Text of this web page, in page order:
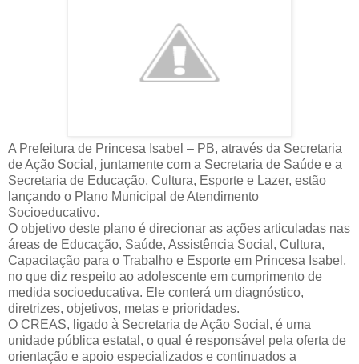
A Prefeitura de Princesa Isabel – PB, através da Secretaria
de Ação Social, juntamente com a Secretaria de Saúde e a
Secretaria de Educação, Cultura, Esporte e Lazer, estão
lançando o Plano Municipal de Atendimento
Socioeducativo.
O objetivo deste plano é direcionar as ações articuladas nas
áreas de Educação, Saúde, Assistência Social, Cultura,
Capacitação para o Trabalho e Esporte em Princesa Isabel,
no que diz respeito ao adolescente em cumprimento de
medida socioeducativa. Ele conterá um diagnóstico,
diretrizes, objetivos, metas e prioridades.
O CREAS, ligado à Secretaria de Ação Social, é uma
unidade pública estatal, o qual é responsável pela oferta de
orientação e apoio especializados e continuados a